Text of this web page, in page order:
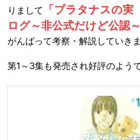
りまして
「プラタナスの
ログ～非公式だけど公認～
がんばって考察・解説していきま
第1～3集も発売され好評のよう